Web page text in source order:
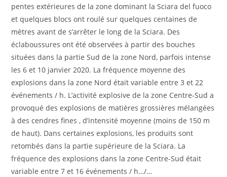
pentes extérieures de la zone dominant la Sciara del fuoco
et quelques blocs ont roulé sur quelques centaines de
mètres avant de s’arrêter le long de la Sciara. Des
éclaboussures ont été observées à partir des bouches
situées dans la partie Sud de la zone Nord, parfois intense
les 6 et 10 janvier 2020. La fréquence moyenne des
explosions dans la zone Nord était variable entre 3 et 22
événements / h. L’activité explosive de la zone Centre-Sud a
provoqué des explosions de matières grossières mélangées
à des cendres fines , d’intensité moyenne (moins de 150 m
de haut). Dans certaines explosions, les produits sont
retombés dans la partie supérieure de la Sciara. La
fréquence des explosions dans la zone Centre-Sud était
variable entre 7 et 16 événements / h…/…